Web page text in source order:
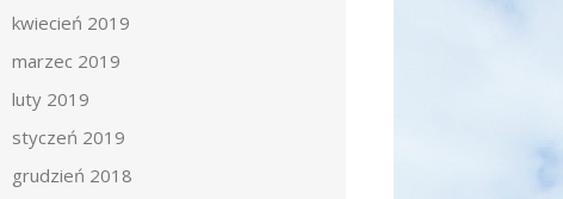
kwiecień 2019
marzec 2019
luty 2019
styczeń 2019
grudzień 2018